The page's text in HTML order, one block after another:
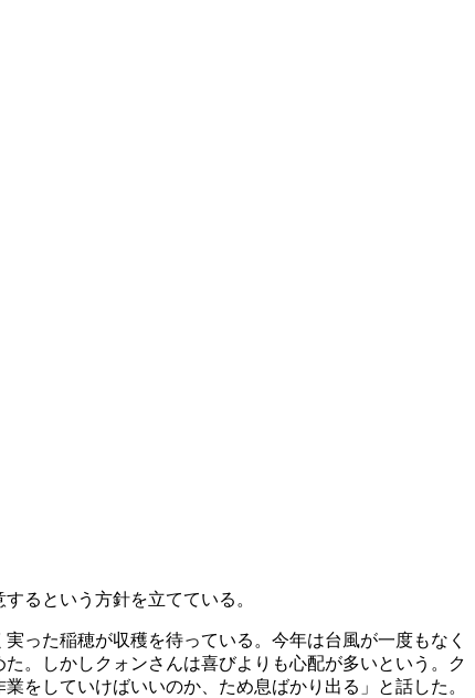
るという方針を立てている。
った稲穂が収穫を待っている。今年は台風が一度もなく
。しかしクォンさんは喜びよりも心配が多いという。ク
をしていけばいいのか、ため息ばかり出る」と話した。